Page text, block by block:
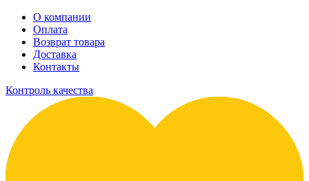
О компании
Оплата
Возврат товара
Доставка
Контакты
Контроль качества